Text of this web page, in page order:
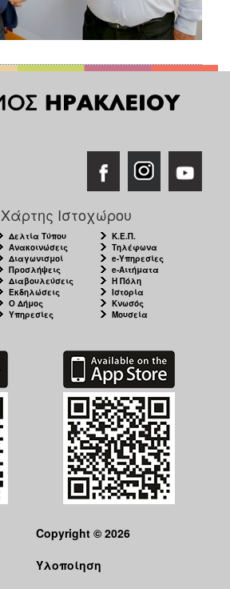
Χάρτης Ιστοχώρου
Δελτία Τύπου
Ανακοινώσεις
Διαγωνισμοί
Προσλήψεις
Διαβουλεύσεις
Εκδηλώσεις
Ο Δήμος
Υπηρεσίες
Κ.Ε.Π.
Τηλέφωνα
e-Υπηρεσίες
e-Αιτήματα
Η Πόλη
Ιστορία
Κνωσός
Μουσεία
Copyright © 2026
Υλοποίηση